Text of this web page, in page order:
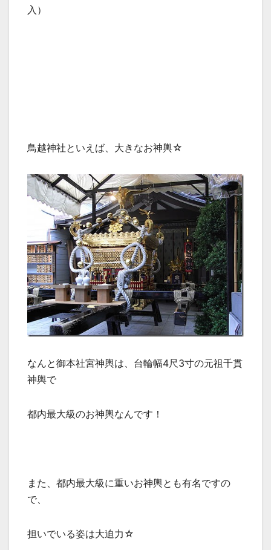
入）
鳥越神社といえば、大きなお神輿☆
なんと御本社宮神輿は、台輪幅4尺3寸の元祖千貫
神輿で
都内最大級のお神輿なんです！
また、都内最大級に重いお神輿とも有名ですの
で、
担いでいる姿は大迫力☆